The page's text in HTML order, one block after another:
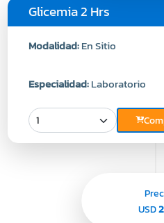
Glicemia 2 Hrs
Modalidad:En Sitio
Especialidad:Laboratorio
USD